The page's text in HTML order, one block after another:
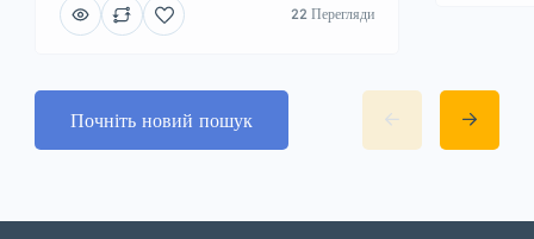
22 Перегляди
Почніть новий пошук